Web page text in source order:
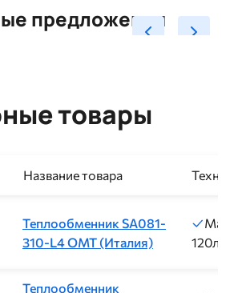
предложения
товары
Название товара
Теплообменник SA081-
310-L4 ОМТ (Италия)
120л/
Теплообменник